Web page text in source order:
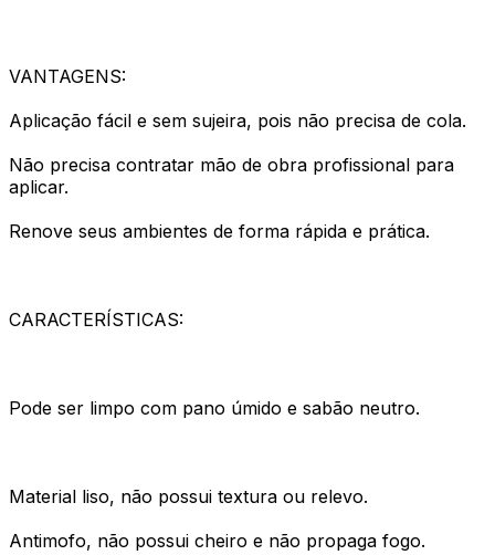
VANTAGENS:
Aplicação fácil e sem sujeira, pois não precisa de cola.
Não precisa contratar mão de obra profissional para
aplicar.
Renove seus ambientes de forma rápida e prática.
CARACTERÍSTICAS:
Pode ser limpo com pano úmido e sabão neutro.
Material liso, não possui textura ou relevo.
Antimofo, não possui cheiro e não propaga fogo.